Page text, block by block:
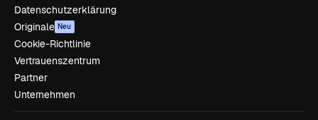
Datenschutzerklärung
Originale Neu
Cookie-Richtlinie
Vertrauenszentrum
Partner
Unternehmen